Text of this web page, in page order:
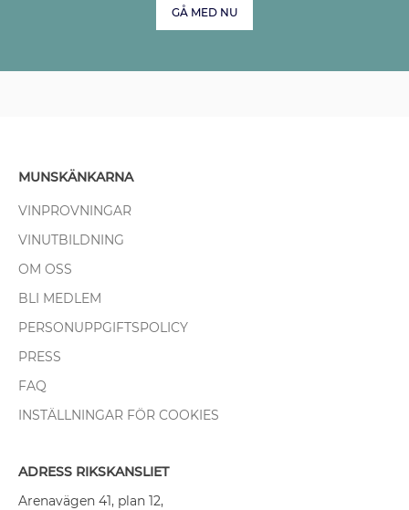
GÅ MED NU
MUNSKÄNKARNA
VINPROVNINGAR
VINUTBILDNING
OM OSS
BLI MEDLEM
PERSONUPPGIFTSPOLICY
PRESS
FAQ
INSTÄLLNINGAR FÖR COOKIES
ADRESS RIKSKANSLIET
Arenavägen 41, plan 12,